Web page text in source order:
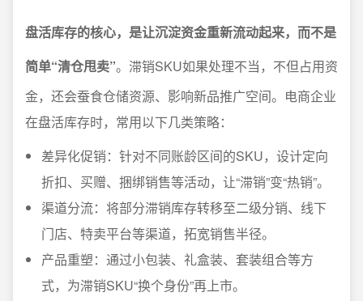
盘活库存的核心，是让沉淀资金重新流动起来，而不是
简单“清仓甩卖”。滞销SKU如果处理不当，不但占用资
金，还会蚕食仓储资源、影响新品推广空间。电商企业
在盘活库存时，常用以下几类策略：
差异化促销：针对不同账龄区间的SKU，设计定向
折扣、买赠、捆绑销售等活动，让“滞销”变“热销”。
渠道分流：将部分滞销库存转移至二级分销、线下
门店、特卖平台等渠道，拓宽销售半径。
产品重塑：通过小包装、礼盒装、套装组合等方
式，为滞销SKU“换个身份”再上市。